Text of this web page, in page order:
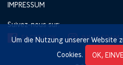
Um die Nutzung unserer Website
Cookies.
OK,
IMPRESSUM
Suivez-nous sur:
FACEBOOK
INSTAGRAM